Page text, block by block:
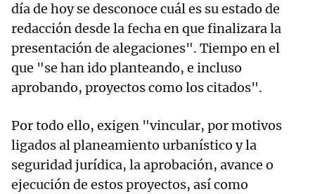
día de hoy se desconoce cuál es su estado de
redacción desde la fecha en que finalizara la
presentación de alegaciones". Tiempo en el
que "se han ido planteando, e incluso
aprobando, proyectos como los citados".
Por todo ello, exigen "vincular, por motivos
ligados al planeamiento urbanístico y la
seguridad jurídica, la aprobación, avance o
ejecución de estos proyectos, así como